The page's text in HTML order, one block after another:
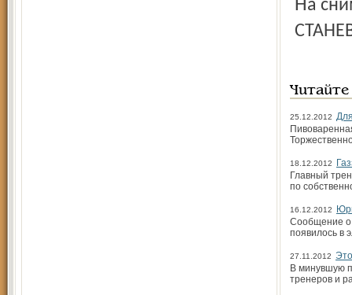
На снимке: в Ярославле встретились земляки Радостин
25.12.2012
18.12.2012
Главный
по
16.12.2012
Сообщение о
появилось в
27.11.2012
В минувшую
тренеров и